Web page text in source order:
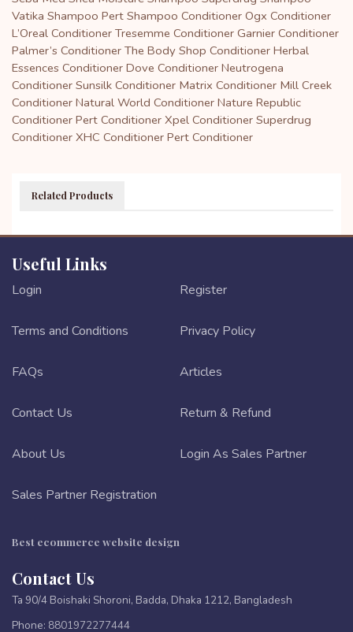
Vatika Shampoo Pert Shampoo Conditioner Ogx Conditioner
L’Oreal Conditioner Tresemme Conditioner Garnier Conditioner
Palmer’s Conditioner The Body Shop Conditioner Herbal
Essences Conditioner Dove Conditioner Neutrogena
Conditioner Sunsilk Conditioner Matrix Conditioner Mill Creek
Conditioner Natural World Conditioner Nature Republic
Conditioner Pert Conditioner Xpel Conditioner Superdrug
Conditioner XHC Conditioner Pert Conditioner
Related Products
Useful Links
Login Register
Terms and Conditions Privacy Policy
FAQs Articles
Contact Us Return & Refund
About Us Login As Sales Partner
Sales Partner Registration
Best ecommerce website design
Contact Us
Ta 90/4 Boishaki Shoroni, Badda, Dhaka 1212, Bangladesh
Phone: 8801972277444